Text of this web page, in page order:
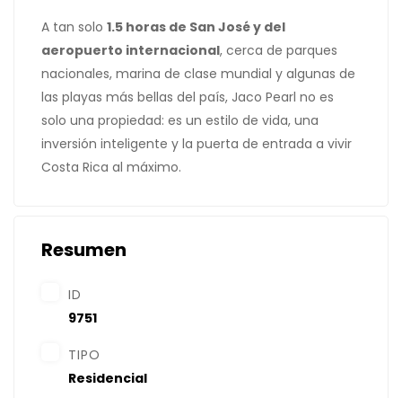
A tan solo 1.5 horas de San José y del
aeropuerto internacional, cerca de parques
nacionales, marina de clase mundial y algunas de
las playas más bellas del país, Jaco Pearl no es
solo una propiedad: es un estilo de vida, una
inversión inteligente y la puerta de entrada a vivir
Costa Rica al máximo.
Resumen
ID
9751
TIPO
Residencial